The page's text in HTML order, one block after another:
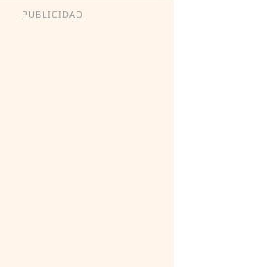
PUBLICIDAD